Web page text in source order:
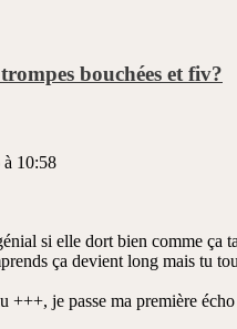
bouchées et fiv?
à 10:58
si elle dort bien comme ça
ça devient long mais tu
+++, je passe ma première